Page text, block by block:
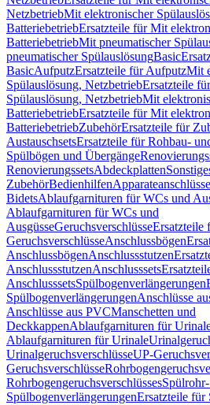
NetzbetriebMit elektronischer
BatteriebetriebErsatzteile für Mit
BatteriebetriebMit pneumatischer
pneumatischer SpülauslösungBasic
BasicAufputzErsatzteile für AufputzMit
Spülauslösung, NetzbetriebErsatzteile
Spülauslösung, NetzbetriebMit
BatteriebetriebErsatzteile für Mit
BatteriebetriebZubehörErsatzteile für
AustauschsetsErsatzteile für Rohbau-
Spülbögen und Übergänge
RenovierungssetsAbdeckplatten
ZubehörBedienhilfen
BidetsAblaufgarnituren für WCs und
Ablaufgarnituren für WCs und
AusgüsseGeruchsverschlüsseErsatzteile
GeruchsverschlüsseAnschlussbögen
AnschlussbögenAnschlussstutzen
AnschlussstutzenAnschlusssets
AnschlusssetsSpülbogenverlängerungen
SpülbogenverlängerungenAnschlüsse
Anschlüsse aus PVCManschetten und
DeckkappenAblaufgarnituren für
Ablaufgarnituren für Urinale
UrinalgeruchsverschlüsseUP-
Geruchsverschlüsse
Rohrbogengeruchsverschlüsses
SpülbogenverlängerungenErsatzteile für